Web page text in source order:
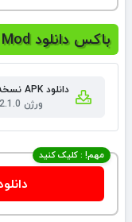
باکس دانلود Panco + Mod
دانلود APK نسخه اصلی
ورژن 2.1.0
مهم! : کلیک کنید